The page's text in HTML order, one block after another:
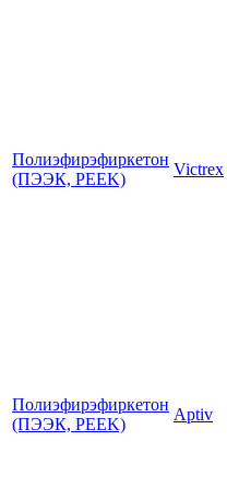
Полиэфирэфиркетон
(ПЭЭК, PEEK)
Victrex
Полиэфирэфиркетон
(ПЭЭК, PEEK)
Aptiv